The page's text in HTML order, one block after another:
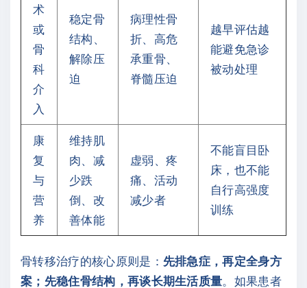
术
或
骨
科
介
入
稳定骨
结构、
解除压
迫
病理性骨
折、高危
承重骨、
脊髓压迫
越早评估越
能避免急诊
被动处理
康
复
与
营
养
维持肌
肉、减
少跌
倒、改
善体能
虚弱、疼
痛、活动
减少者
不能盲目卧
床，也不能
自行高强度
训练
骨转移治疗的核心原则是： 先排急症，再定全身方
案；先稳住骨结构，再谈长期生活质量 。如果患者